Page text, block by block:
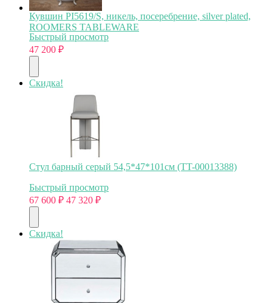
Кувшин PI5619/S, никель, посеребрение, silver plated,
ROOMERS TABLEWARE
Быстрый просмотр
47 200 ₽
Скидка!
Стул барный серый 54,5*47*101см (TT-00013388)
Быстрый просмотр
67 600 ₽ 47 320 ₽
Скидка!